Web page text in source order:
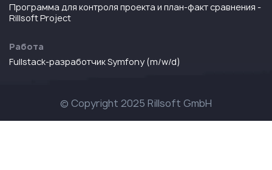
Программа для контроля проекта и план-факт сравнения -
Rillsoft Project
Работа
Fullstack-разработчик Symfony (m/w/d)
© Copyright 2025 Rillsoft GmbH